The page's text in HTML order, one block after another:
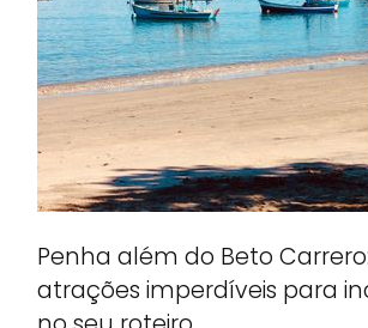
Penha além do Beto
atrações imperdíveis para